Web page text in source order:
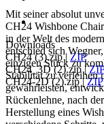
Downloads
CH24 (3).zip| ZIP
CH24_3D (2).zip|
CH24-2D (2).zip|ZIP
Mit seiner absolut
CH24 Wishbone
in der Welt des
entschied sich
einzigen Stück zu
Stabilität zu verleihen
gewährleisten,
Rückenlehne, nach
Herstellung eines